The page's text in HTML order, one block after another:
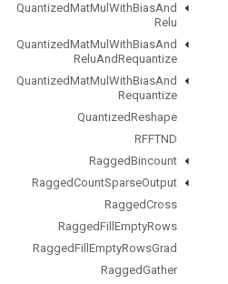
QuantizedMatMul WithBiasAnd
Relu
QuantizedMatMul WithBiasAnd
ReluAndRequantize
QuantizedMatMul WithBiasAnd
Requantize
QuantizedReshape
RFFTND
RaggedBincount
RaggedCountSparseOutput
RaggedCross
RaggedFill EmptyRows
RaggedFill EmptyRowsGrad
RaggedGather